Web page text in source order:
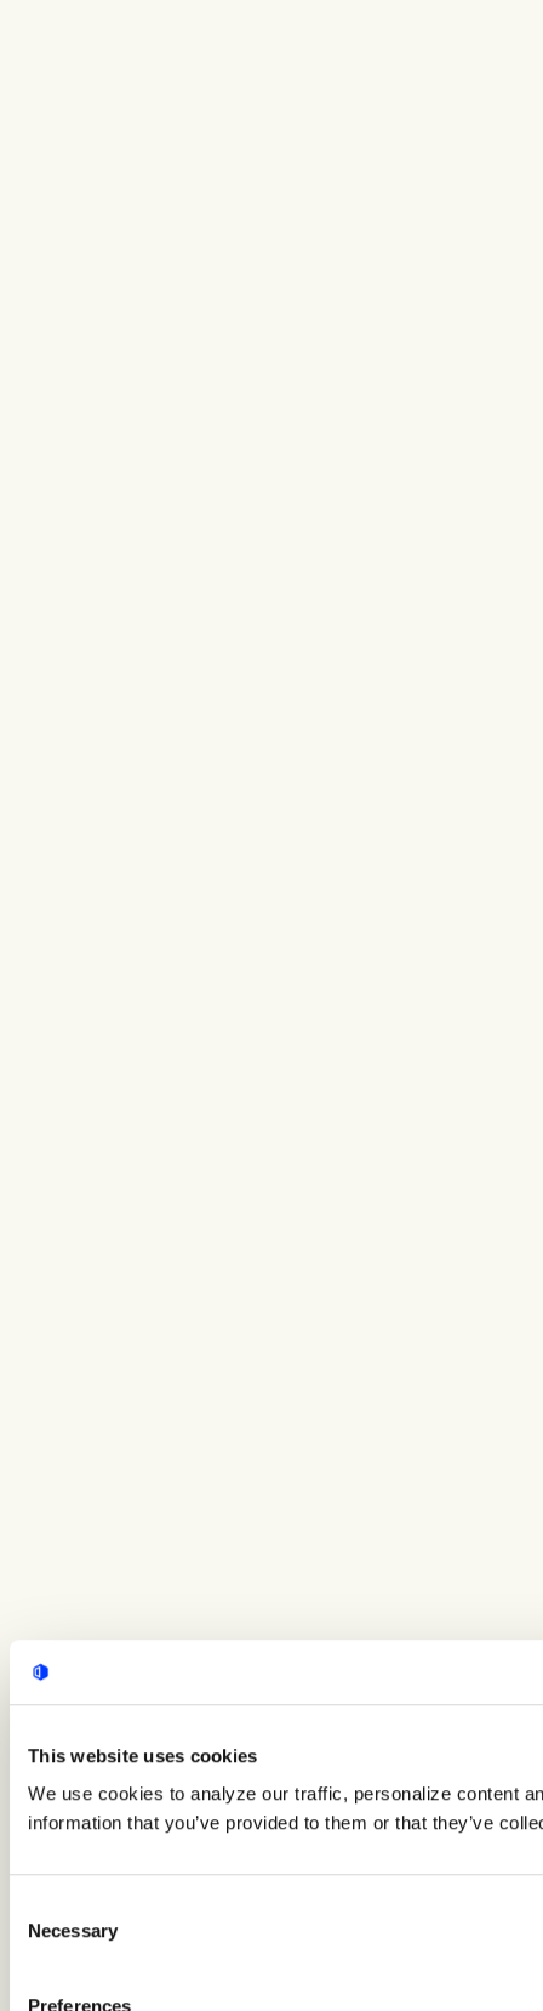
This website uses cookies
We use cookies to analyze our traffic, personalize content
information that you’ve provided to them or that they’ve
Selection
Necessary
Preferences